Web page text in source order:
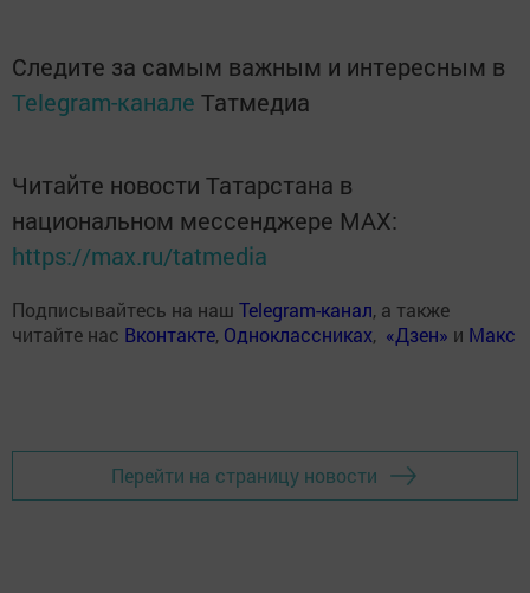
Следите за самым важным и интересным в
Telegram-канале Татмедиа
Читайте новости Татарстана в
национальном мессенджере MАХ:
https://max.ru/tatmedia
Подписывайтесь на наш Telegram-канал, а также
читайте нас Вконтакте, Одноклассниках, «Дзен» и Макс
Перейти на страницу новости